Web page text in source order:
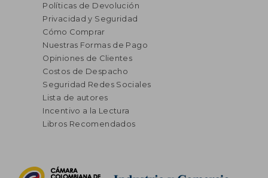
Políticas de Devolución
Privacidad y Seguridad
Cómo Comprar
Nuestras Formas de Pago
Opiniones de Clientes
Costos de Despacho
Seguridad Redes Sociales
Lista de autores
Incentivo a la Lectura
Libros Recomendados